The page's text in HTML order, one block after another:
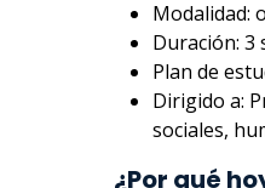
Modalidad:
Duración: 3
Plan de
Dirigido a:
sociales,
¿Por qué